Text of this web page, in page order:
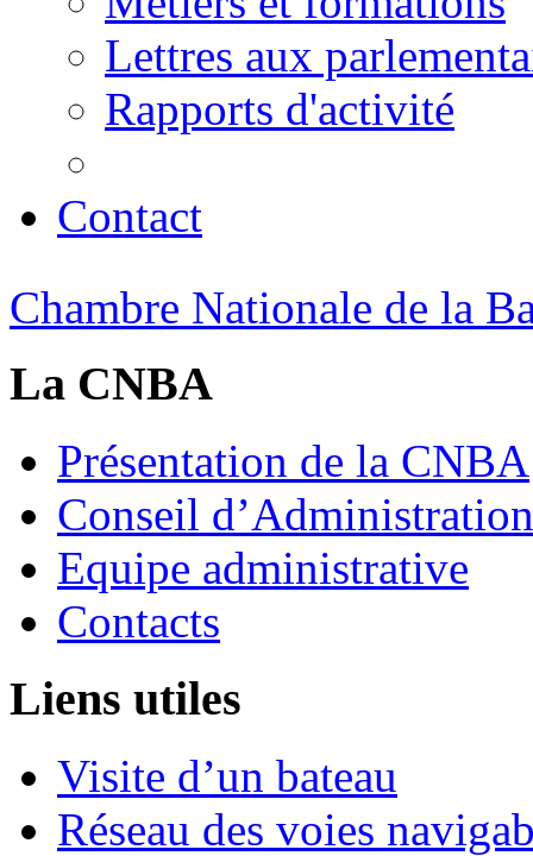
Lettres aux
Rapports d'activité
Contact
Chambre Nationale de la
La CNBA
Présentation de la CNBA
Conseil d’Administration
Equipe administrative
Contacts
Liens utiles
Visite d’un bateau
Réseau des voies